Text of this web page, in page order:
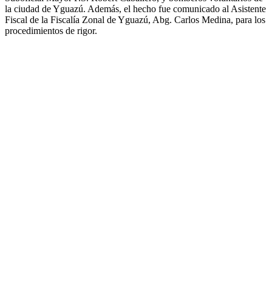
la ciudad de Yguazú. Además, el hecho fue comunicado al Asistente
Fiscal de la Fiscalía Zonal de Yguazú, Abg. Carlos Medina, para los
procedimientos de rigor.